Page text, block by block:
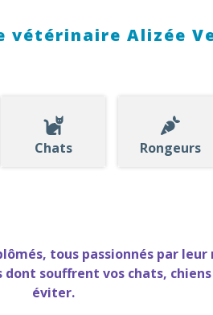
vétérinaire Alizée
Chats Rongeurs
tous passionnés par
souffrent vos chats,
éviter.